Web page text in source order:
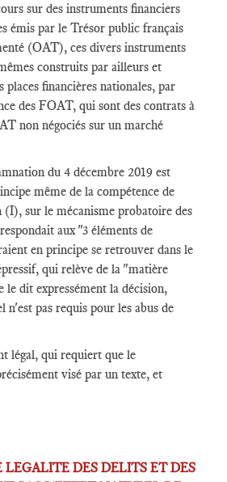
sur des instruments financiers
émis par le Trésor public français
(OAT), ces divers instruments
construits par ailleurs et
places financières nationales, par
des FOAT, qui sont des contrats à
non négociés sur un marché
du 4 décembre 2019 est
même de la compétence de
sur le mécanisme probatoire des
aux "3 éléments de
en principe se retrouver dans le
qui relève de la "matière
dit expressément la décision,
pas requis pour les abus de
légal, qui requiert que le
visé par un texte, et
LEGALITE DES DELITS ET DES